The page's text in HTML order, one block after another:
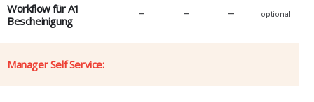
Workflow für A1
Bescheinigung
– – – optional
Manager Self Service: